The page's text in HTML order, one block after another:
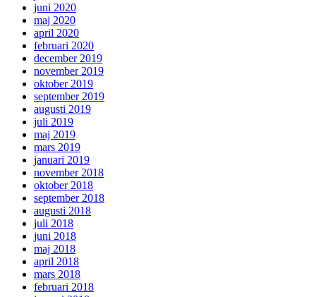
juni 2020
maj 2020
april 2020
februari 2020
december 2019
november 2019
oktober 2019
september 2019
augusti 2019
juli 2019
maj 2019
mars 2019
januari 2019
november 2018
oktober 2018
september 2018
augusti 2018
juli 2018
juni 2018
maj 2018
april 2018
mars 2018
februari 2018